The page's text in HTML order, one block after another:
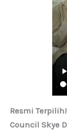
Resmi
Council Skye